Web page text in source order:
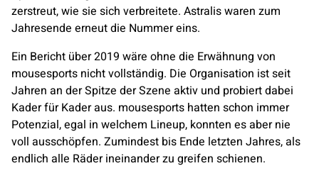
zerstreut, wie sie sich verbreitete. Astraliswaren zum
Jahresende erneut die Nummer eins.
Ein Bericht über 2019 wäre ohne die Erwähnung von
mousesports nicht vollständig. Die Organisation ist seit
Jahren an der Spitze der Szene aktiv und probiert dabei
Kader für Kader aus. mousesports hatten schon immer
Potenzial, egal in welchem Lineup, konnten es aber nie
voll ausschöpfen. Zumindest bis Ende letzten Jahres, als
endlich alle Räder ineinander zu greifen schienen.